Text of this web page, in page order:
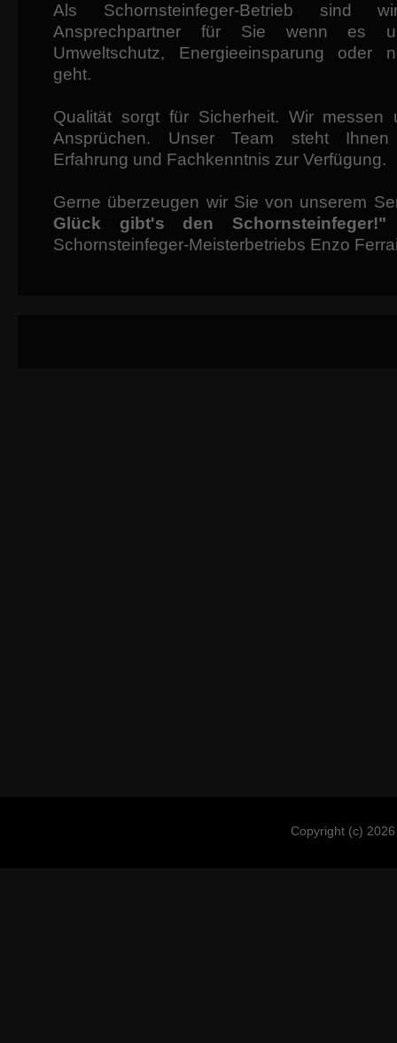
Als Schornsteinfeger-Betrieb sind
Ansprechpartner für Sie wenn es
Umweltschutz, Energieeinsparung oder
geht.
Qualität sorgt für Sicherheit. Wir messen
Ansprüchen. Unser Team steht
Erfahrung und Fachkenntnis zur Verfügung.
Gerne überzeugen wir Sie von unserem
Glück gibt's den
Schornsteinfeger-Meisterbetriebs Enzo
Copyright (c)